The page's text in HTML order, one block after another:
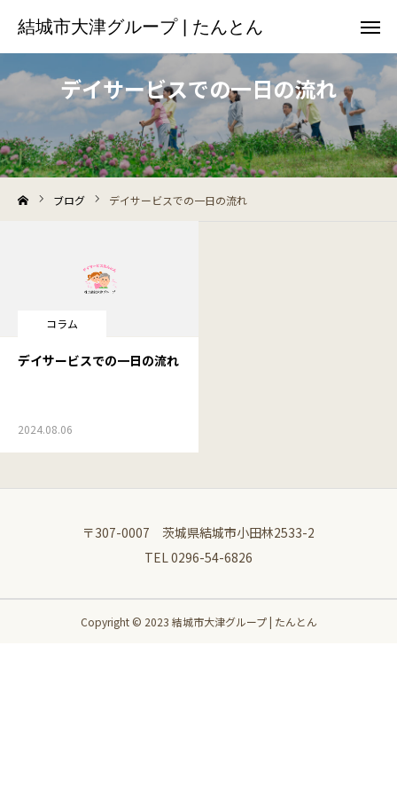
結城市大津グループ | たんとん
デイサービスでの一日の流れ
ブログ デイサービスでの一日の流れ
コラム
デイサービスでの一日の流れ
2024.08.06
〒307-0007 茨城県結城市小田林2533-2
TEL 0296-54-6826
Copyright © 2023 結城市大津グループ | たんとん
結城市大津グループ | たんとん
お問い合わせ
事業内容
わたしたちの想い
施設内案内